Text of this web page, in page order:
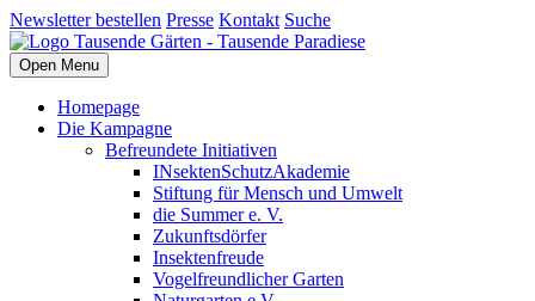
Newsletter bestellen Presse Kontakt Suche
Open Menu
Homepage
Die Kampagne
Befreundete Initiativen
INsektenSchutzAkademie
Stiftung für Mensch und Umwelt
die Summer e. V.
Zukunftsdörfer
Insektenfreude
Vogelfreundlicher Garten